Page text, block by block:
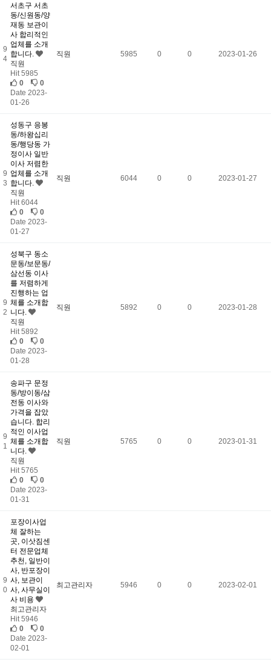
9
4
서초구 서초
동/신원동/양
재동 보관이
사 합리적인
업체를 소개
합니다.
직원
Hit 5985
0
0
Date 2023-
01-26
직원 5985 0 0 2023-01-26
9
3
성동구 응봉
동/하왕십리
동/행당동 가
정이사 일반
이사 저렴한
업체를 소개
합니다.
직원
Hit 6044
0
0
Date 2023-
01-27
직원 6044 0 0 2023-01-27
9
2
성북구 동소
문동/보문동/
삼선동 이사
를 저렴하게
진행하는 업
체를 소개합
니다.
직원
Hit 5892
0
0
Date 2023-
01-28
직원 5892 0 0 2023-01-28
9
1
송파구 문정
동/방이동/삼
전동 이사와
가격을 잡았
습니다. 합리
적인 이사업
체를 소개합
니다.
직원
Hit 5765
0
0
Date 2023-
01-31
직원 5765 0 0 2023-01-31
9
0
포장이사업
체 잘하는
곳, 이삿짐센
터 전문업체
추천, 일반이
사, 반포장이
사, 보관이
사, 사무실이
사 비용
최고관리자
Hit 5946
0
0
Date 2023-
02-01
최고관리자 5946 0 0 2023-02-01